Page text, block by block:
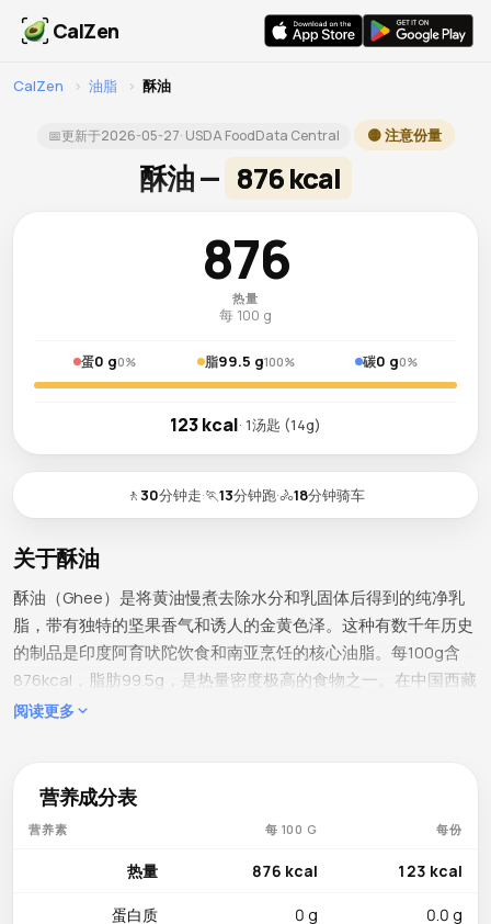
CalZen
CalZen › 油脂 › 酥油
📅更新于2026-05-27· USDA FoodData Central 🟡 注意份量
酥油 — 876 kcal
876
热量
每 100 g
蛋0 g0% 脂99.5 g100% 碳0 g0%
123 kcal· 1汤匙 (14g)
🚶 30分钟走·🏃13分钟跑·🚴18分钟骑车
关于酥油
酥油（Ghee）是将黄油慢煮去除水分和乳固体后得到的纯净乳
脂，带有独特的坚果香气和诱人的金黄色泽。这种有数千年历史
的制品是印度阿育吠陀饮食和南亚烹饪的核心油脂。每100g含
876kcal，脂肪99.5g，是热量密度极高的食物之一。在中国西藏
和青海地区，酥油茶同样是世代相传、不可替代的传统饮品，为
酥油富含脂溶性维生素，这是它区别于其他油脂的重要营养特
点。维生素A以824µg领先（占DRV的92%），几乎覆盖全天需
求——维生素A对视力保护、免疫功能和皮肤健康至关重要。维生
阅读更多
营养成分表
营养素 每 100 G 每份
热量 876 kcal 123 kcal
蛋白质 0 g 0.0 g